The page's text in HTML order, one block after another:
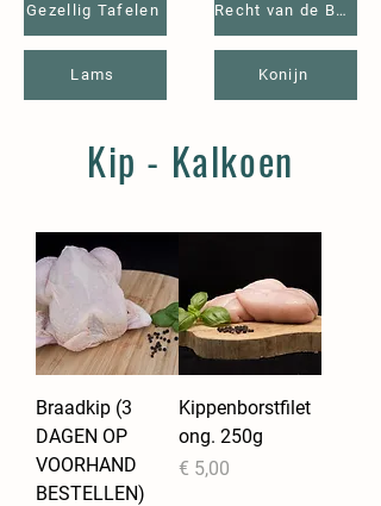
Gezellig Tafelen
Lams
Recht van de Boer
Konijn
Kip - Kalkoen
Braadkip (3
DAGEN OP
VOORHAND
BESTELLEN)
Kippenborstfilet
ong. 250g
Prijs
€ 5,00